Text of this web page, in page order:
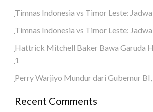
Timnas Indonesia vs Timor Leste:
Timnas Indonesia vs Timor Leste:
Hattrick Mitchell Baker Bawa Garuda
1
Perry Warjiyo Mundur dari Gubernur
Recent Comments